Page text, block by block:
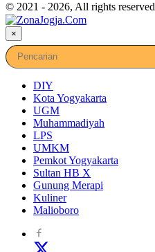
© 2021 - 2026, All rights reserved
×
DIY
Kota Yogyakarta
UGM
Muhammadiyah
LPS
UMKM
Pemkot Yogyakarta
Sultan HB X
Gunung Merapi
Kuliner
Malioboro